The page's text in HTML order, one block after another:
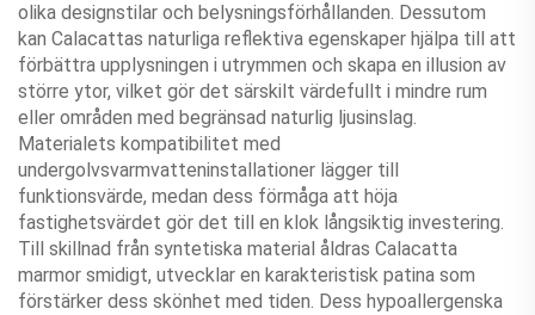
olika designstilar och belysningsförhållanden. Dessutom
kan Calacattas naturliga reflektiva egenskaper hjälpa till att
förbättra upplysningen i utrymmen och skapa en illusion av
större ytor, vilket gör det särskilt värdefullt i mindre rum
eller områden med begränsad naturlig ljusinslag.
Materialets kompatibilitet med
undergolvsvarmvatteninstallationer lägger till
funktionsvärde, medan dess förmåga att höja
fastighetsvärdet gör det till en klok långsiktig investering.
Till skillnad från syntetiska material åldras Calacatta
marmor smidigt, utvecklar en karakteristisk patina som
förstärker dess skönhet med tiden. Dess hypoallergenska